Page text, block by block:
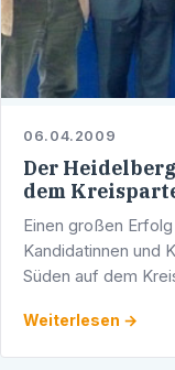
06.04.2009
Der
dem
Einen großen
Kandidatinnen und
Süden auf dem
Weiterlesen →